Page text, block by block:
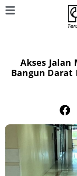
Akses Jalan
Bangun Darat